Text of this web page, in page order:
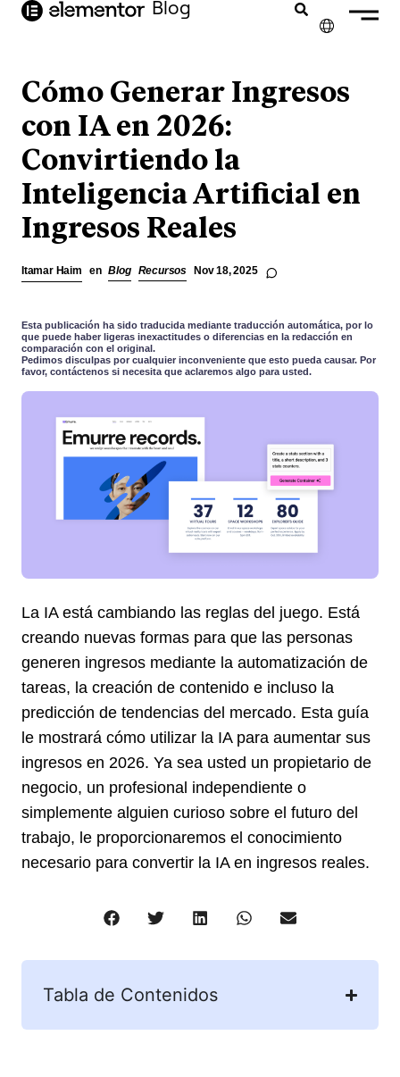
contenido Blog
DEUTSCH
Cómo Generar Ingresos
con IA en 2026:
Convirtiendo la
Inteligencia Artificial en
Ingresos Reales
Itamar Haim en Blog Recursos Nov 18, 2025
Esta publicación ha sido traducida mediante traducción automática, por lo
que puede haber ligeras inexactitudes o diferencias en la redacción en
comparación con el original.
Pedimos disculpas por cualquier inconveniente que esto pueda causar. Por
favor, contáctenos si necesita que aclaremos algo para usted.
La IA está cambiando las reglas del juego. Está
creando nuevas formas para que las personas
generen ingresos mediante la automatización de
tareas, la creación de contenido e incluso la
predicción de tendencias del mercado. Esta guía
le mostrará cómo utilizar la IA para aumentar sus
ingresos en 2026. Ya sea usted un propietario de
negocio, un profesional independiente o
simplemente alguien curioso sobre el futuro del
trabajo, le proporcionaremos el conocimiento
necesario para convertir la IA en ingresos reales.
Tabla de Contenidos